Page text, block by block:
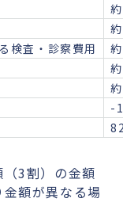
検査・診察費用
-
3割）の金額
額が異なる場